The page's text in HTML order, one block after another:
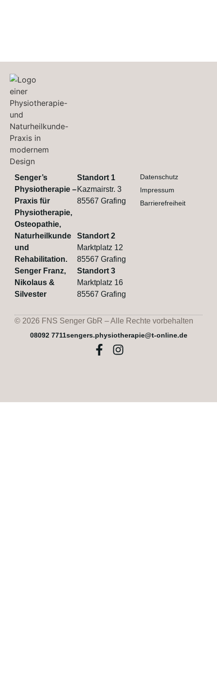
Senger’s
Physiotherapie –
Praxis für
Physiotherapie,
Osteopathie,
Naturheilkunde
und
Rehabilitation.
Senger Franz,
Nikolaus &
Silvester
Standort 1
Kazmairstr. 3
85567 Grafing
Standort 2
Marktplatz 12
85567 Grafing
Standort 3
Marktplatz 16
85567 Grafing
Datenschutz
Impressum
Barrierefreiheit
© 2026 FNS Senger GbR – Alle Rechte vorbehalten
08092 7711sengers.physiotherapie@t-online.de